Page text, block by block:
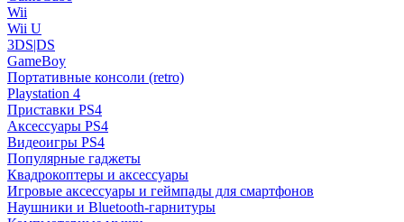
Wii
Wii U
3DS|DS
GameBoy
Портативные консоли (retro)
Playstation 4
Приставки PS4
Аксессуары PS4
Видеоигры PS4
Популярные гаджеты
Квадрокоптеры и аксессуары
Игровые аксессуары и геймпады для смартфонов
Наушники и Bluetooth-гарнитуры